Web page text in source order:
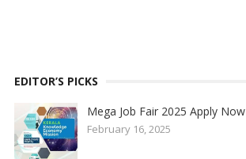
EDITOR’S PICKS
Mega Job Fair 2025 Apply Now
February 16, 2025